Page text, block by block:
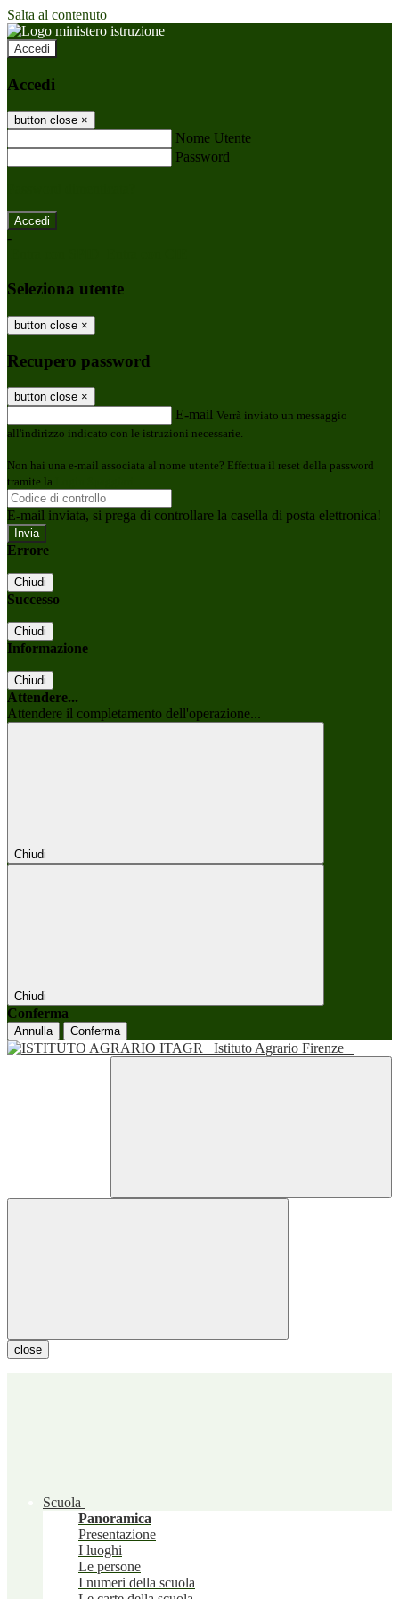
Salta al contenuto
Accedi
Accedi
button close ×
Nome Utente
Password
-
Seleziona utente
button close ×
Recupero password
button close ×
E-mail Verrà inviato un messaggio
all'indirizzo indicato con le istruzioni necessarie.
Non hai una e-mail associata al nome utente? Effettua il reset della password
tramite la
E-mail inviata, si prega di controllare la casella di posta elettronica!
Errore
Chiudi
Successo
Chiudi
Informazione
Chiudi
Attendere...
Attendere il completamento dell'operazione...
Chiudi
Chiudi
Conferma
Annulla Conferma
Istituto Agrario Firenze
close
Scuola
Panoramica
Presentazione
I luoghi
Le persone
I numeri della scuola